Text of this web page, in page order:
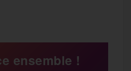
s
ensemble !